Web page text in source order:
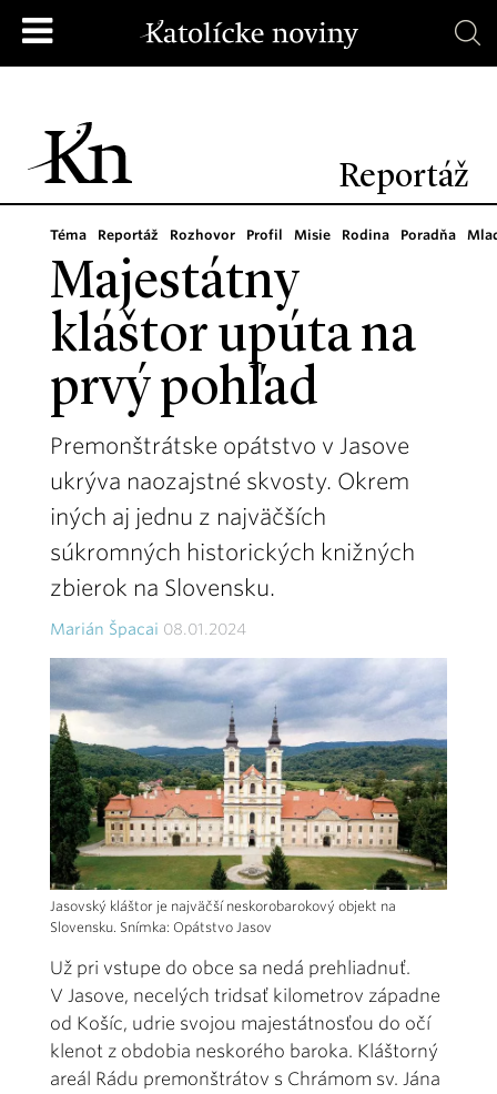
Reportáž
Téma Reportáž Rozhovor Profil Misie Rodina Poradňa
Majestátny
kláštor upúta na
prvý pohľad
Premonštrátske opátstvo v Jasove
ukrýva naozajstné skvosty. Okrem
iných aj jednu z najväčších
súkromných historických knižných
zbierok na Slovensku.
Marián Špacai 08.01.2024
Jasovský kláštor je najväčší neskorobarokový objekt na
Slovensku. Snímka: Opátstvo Jasov
Už pri vstupe do obce sa nedá prehliadnuť.
V Jasove, necelých tridsať kilometrov západne
od Košíc, udrie svojou majestátnosťou do očí
klenot z obdobia neskorého baroka. Kláštorný
areál Rádu premonštrátov s Chrámom sv. Jána